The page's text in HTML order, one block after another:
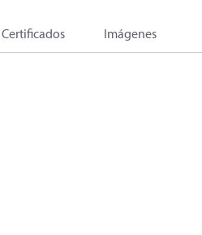
Certificados Imágenes